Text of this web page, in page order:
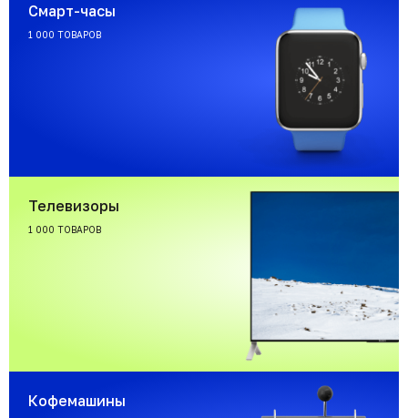
Смарт-часы
1 000 ТОВАРОВ
Телевизоры
1 000 ТОВАРОВ
Кофемашины